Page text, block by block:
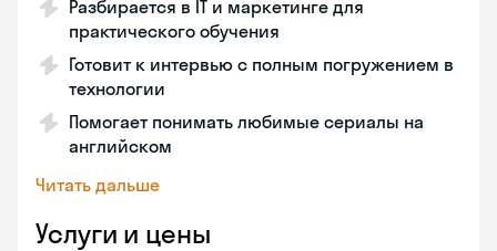
Разбирается в IT и маркетинге для
практического обучения
Готовит к интервью с полным погружением в
технологии
Помогает понимать любимые сериалы на
английском
Читать дальше
Услуги и цены